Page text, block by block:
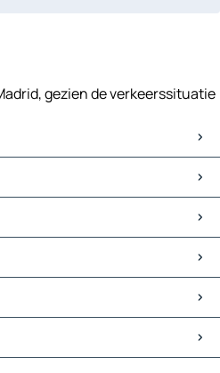
gezien de verkeerssituatie